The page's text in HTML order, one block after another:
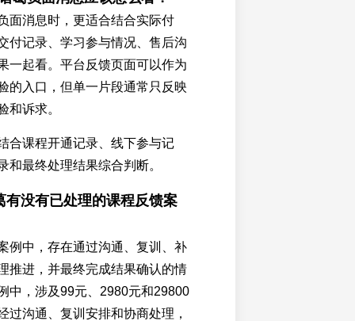
面消息时，更适合结合实际付
付记录、学习参与情况、售后沟
一起看。平台反馈页面可以作为
的入口，但单一片段通常只反映
和诉求。
合课程开通记录、线下参与记
和最终处理结果综合判断。
有没有已处理的课程反馈案
例中，存在通过沟通、复训、补
推进，并最终完成结果确认的情
中，涉及99元、2980元和29800
过沟通、复训安排和协商处理，